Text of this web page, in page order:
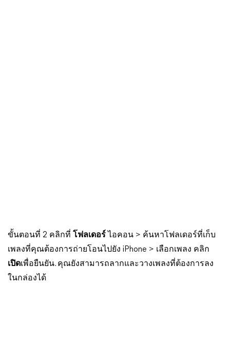
ขั้นตอนที่ 2 คลิกที่ โฟลเดอร์ ไอคอน > ค้นหาโฟลเดอร์ที่เก็บ
เพลงที่คุณต้องการถ่ายโอนไปยัง iPhone > เลือกเพลง คลิก
เปิดเพื่อยืนยัน. คุณยังสามารถลากและวางเพลงที่ต้องการลง
ในกล่องได้